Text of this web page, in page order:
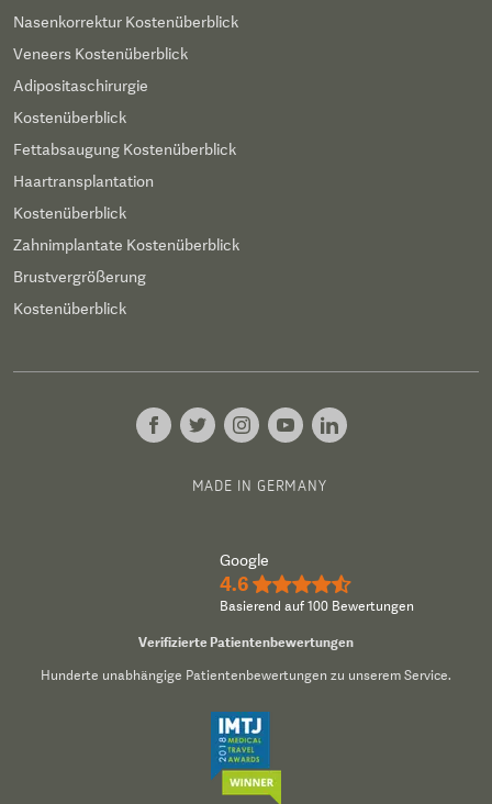
Nasenkorrektur Kostenüberblick
Veneers Kostenüberblick
Adipositaschirurgie
Kostenüberblick
Fettabsaugung Kostenüberblick
Haartransplantation
Kostenüberblick
Zahnimplantate Kostenüberblick
Brustvergrößerung
Kostenüberblick
MADE IN GERMANY
Google
4.6 ★★★★½
Basierend auf 100 Bewertungen
Verifizierte Patientenbewertungen
Hunderte unabhängige Patientenbewertungen zu unserem Service.